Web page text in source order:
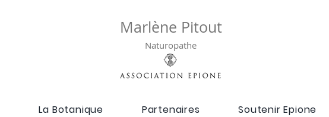
Marlène Pitout
Naturopathe
La Botanique Partenaires Soutenir Epione